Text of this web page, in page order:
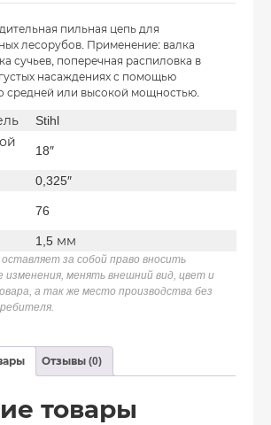
пильная цепь для
лесорубов. Применение: валка
сучьев, поперечная распиловка в
насаждениях с помощью
средней или высокой мощностью.
Stihl
18″
0,325″
76
1,5 мм
за собой право вносить
изменения, менять внешний вид, цвет и
а так же место производства без
Отзывы (0)
товары